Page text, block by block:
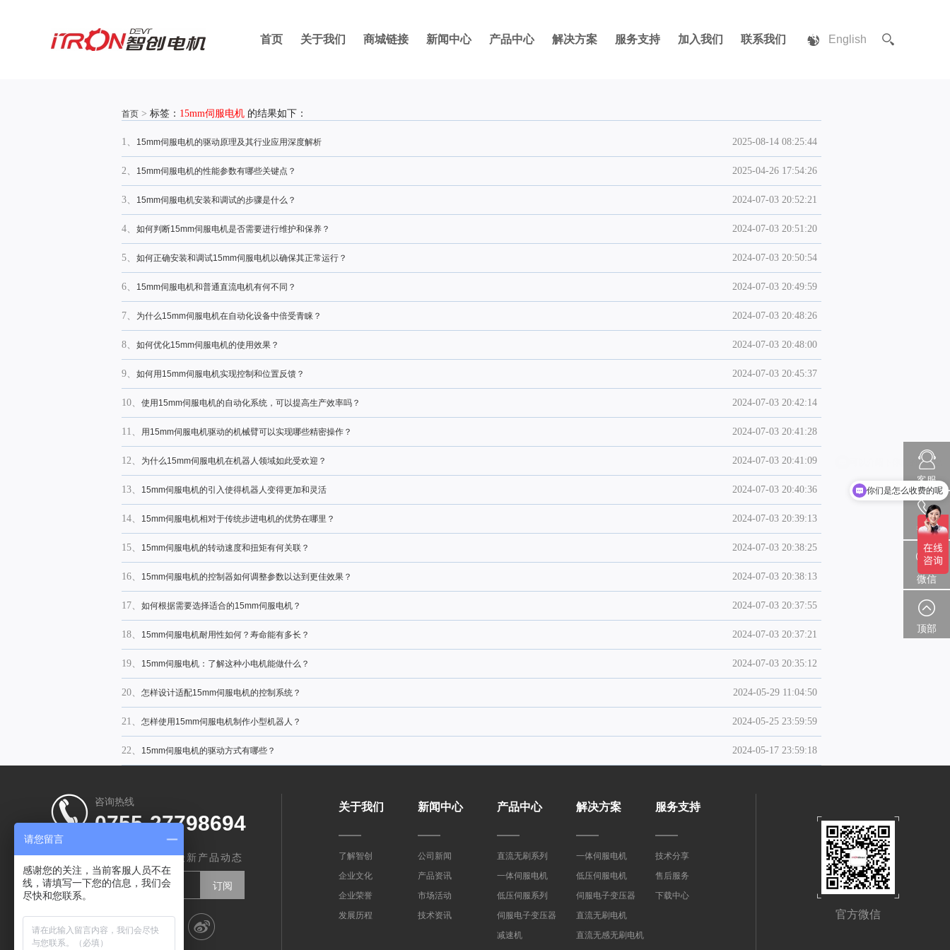
首页 关于我们 商城链接 新闻中心 产品中心 解决方案 服务支持 加入我们 联系我们 English
首页 > 标签： 15mm伺服电机 的结果如下：
2025-08-14 08:25:44
1、 15mm伺服电机的驱动原理及其行业应用深度解析
2025-04-26 17:54:26
2、 15mm伺服电机的性能参数有哪些关键点？
2024-07-03 20:52:21
3、 15mm伺服电机安装和调试的步骤是什么？
2024-07-03 20:51:20
4、 如何判断15mm伺服电机是否需要进行维护和保养？
2024-07-03 20:50:54
5、 如何正确安装和调试15mm伺服电机以确保其正常运行？
2024-07-03 20:49:59
6、 15mm伺服电机和普通直流电机有何不同？
2024-07-03 20:48:26
7、 为什么15mm伺服电机在自动化设备中倍受青睐？
2024-07-03 20:48:00
8、 如何优化15mm伺服电机的使用效果？
2024-07-03 20:45:37
9、 如何用15mm伺服电机实现控制和位置反馈？
2024-07-03 20:42:14
10、 使用15mm伺服电机的自动化系统，可以提高生产效率吗？
2024-07-03 20:41:28
11、 用15mm伺服电机驱动的机械臂可以实现哪些精密操作？
2024-07-03 20:41:09
12、 为什么15mm伺服电机在机器人领域如此受欢迎？
2024-07-03 20:40:36
13、 15mm伺服电机的引入使得机器人变得更加和灵活
2024-07-03 20:39:13
14、 15mm伺服电机相对于传统步进电机的优势在哪里？
2024-07-03 20:38:25
15、 15mm伺服电机的转动速度和扭矩有何关联？
2024-07-03 20:38:13
16、 15mm伺服电机的控制器如何调整参数以达到更佳效果？
2024-07-03 20:37:55
17、 如何根据需要选择适合的15mm伺服电机？
2024-07-03 20:37:21
18、 15mm伺服电机耐用性如何？寿命能有多长？
2024-07-03 20:35:12
19、 15mm伺服电机：了解这种小电机能做什么？
2024-05-29 11:04:50
20、 怎样设计适配15mm伺服电机的控制系统？
2024-05-25 23:59:59
21、 怎样使用15mm伺服电机制作小型机器人？
2024-05-17 23:59:18
22、 15mm伺服电机的驱动方式有哪些？
咨询热线
0755-27798694
订阅我们，实时了解智创最新产品动态
分享到：
关于我们
了解智创
企业文化
企业荣誉
发展历程
新闻中心
公司新闻
产品资讯
市场活动
技术资讯
产品中心
直流无刷系列
一体伺服电机
低压伺服系列
伺服电子变压器
减速机
解决方案
一体伺服电机
低压伺服电机
伺服电子变压器
直流无刷电机
直流无感无刷电机
服务支持
技术分享
售后服务
下载中心
官方微信
客服
热线
微信
顶部
你们是怎么收费的呢
请您留言
感谢您的关注，当前客服人员不在
线，请填写一下您的信息，我们会
尽快和您联系。